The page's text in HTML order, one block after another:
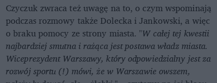
Czyczuk zwraca też uwagę na to, o czym wspominają
podczas rozmowy także Dolecka i Jankowski, a więc
o braku pomocy ze strony miasta. "W całej tej kwestii
najbardziej smutna i rażąca jest postawa władz miasta.
Wiceprezydent Warszawy, który odpowiedzialny jest za
rozwój sportu (!) mówi, że w Warszawie owszem,